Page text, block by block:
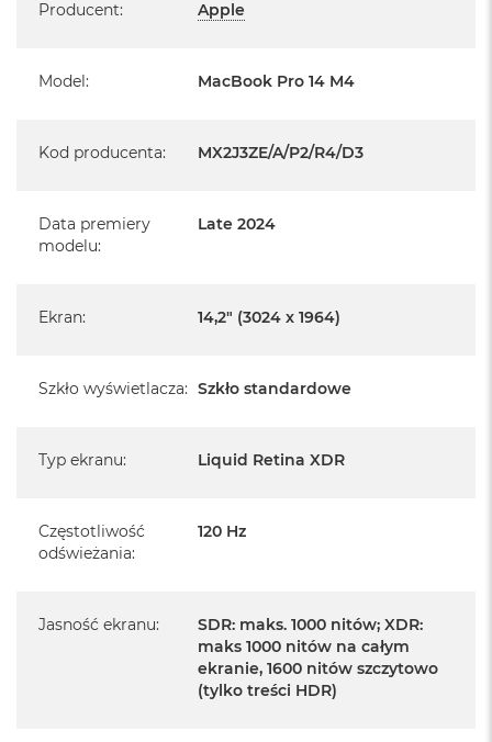
MacBook Pro jest nowy
Posiada pełną, 12 miesięczną gwarancję
producenta
serwisowym Apple na terenie całego świata.
Szczegółowe informacje na ten temat uzyskają Państwo
Posiada fabryczne opakowanie
Język polski wybieramy przy pierwszym uruchomieniu
Producent: Apple
Model: MacBook Pro 14 M4
Kod producenta: MX2J3ZE/A/P2/R4/D3
Data premiery
modelu:
Late 2024
Ekran: 14,2" (3024 x 1964)
Szkło wyświetlacza: Szkło standardowe
Typ ekranu: Liquid Retina XDR
Częstotliwość
odświeżania:
120 Hz
Jasność ekranu:
SDR: maks. 1000 nitów; XDR:
maks 1000 nitów na całym
ekranie, 1600 nitów szczytowo
(tylko treści HDR)